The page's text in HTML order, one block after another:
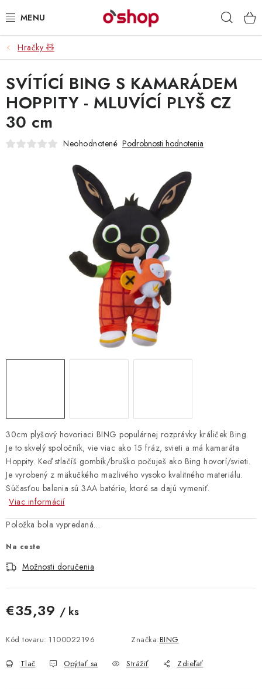
na
OSOBNÁ STAROSTLIVOSŤ
POTRAVINY
HRAČKY 🧸
DROGÉRIA
ZACHRÁŇTE PRODUKTY
Obchodné podmienky
Podmienky ochrany osobných údajov
Servis a reklamácia
Kontakty
Hračky 🧸
30cm plyšový hovoriaci BING populárnej rozprávky králiček Bing.
Je to skvelý spoločník, vie viac ako 15 fráz, svieti a má kamaráta
Hoppity. Keď stlačíš gombík/bruško počuješ ako Bing hovorí/svieti.
Je vyrobený z mäkučkého mazlivého vysoko kvalitného materiálu.
Súčasťou balenia sú 3AA batérie, ktoré sa dajú vymeniť.
Viac informácií
Položka bola vypredaná…
Na ceste
Možnosti doručenia
€35,39 / ks
Kód tovaru: 1100022196 Značka:BING
Tlač Opýtať sa Strážiť Zdieľať
SVÍTÍCÍ BING S KAMARÁDEM
HOPPITY - MLUVÍCÍ PLYŠ CZ
30 cm
Neohodnotené Podrobnosti hodnotenia